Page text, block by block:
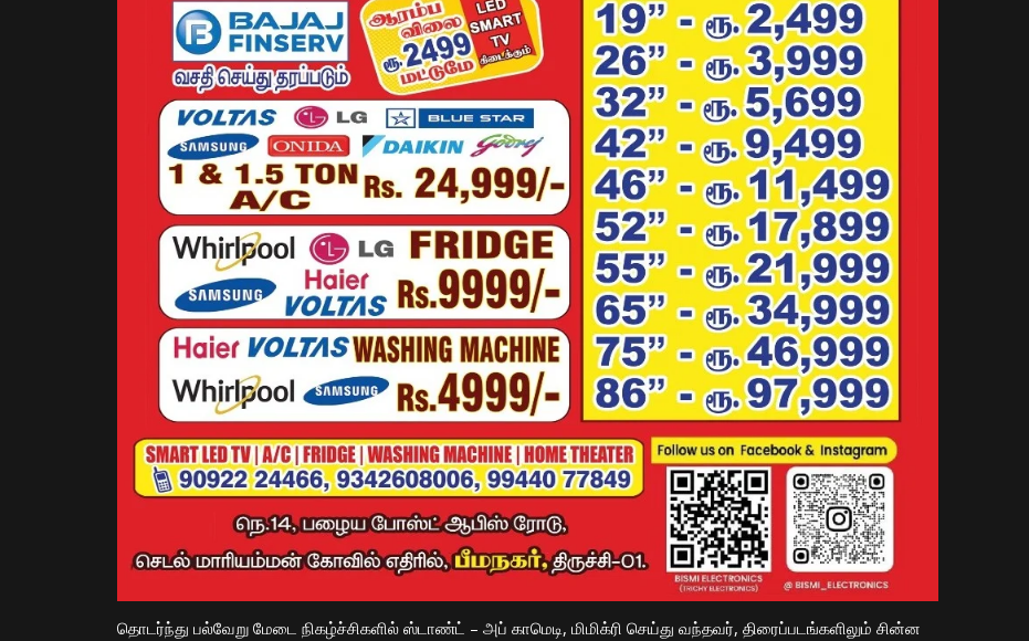
தொடர்ந்து பல்வேறு மேடை நிகழ்ச்சிகளில் ஸ்டாண்ட் – அப் காமெடி, மிமிக்ரி செய்து வந்தவர், திரைப்படங்களிலும் சின்ன